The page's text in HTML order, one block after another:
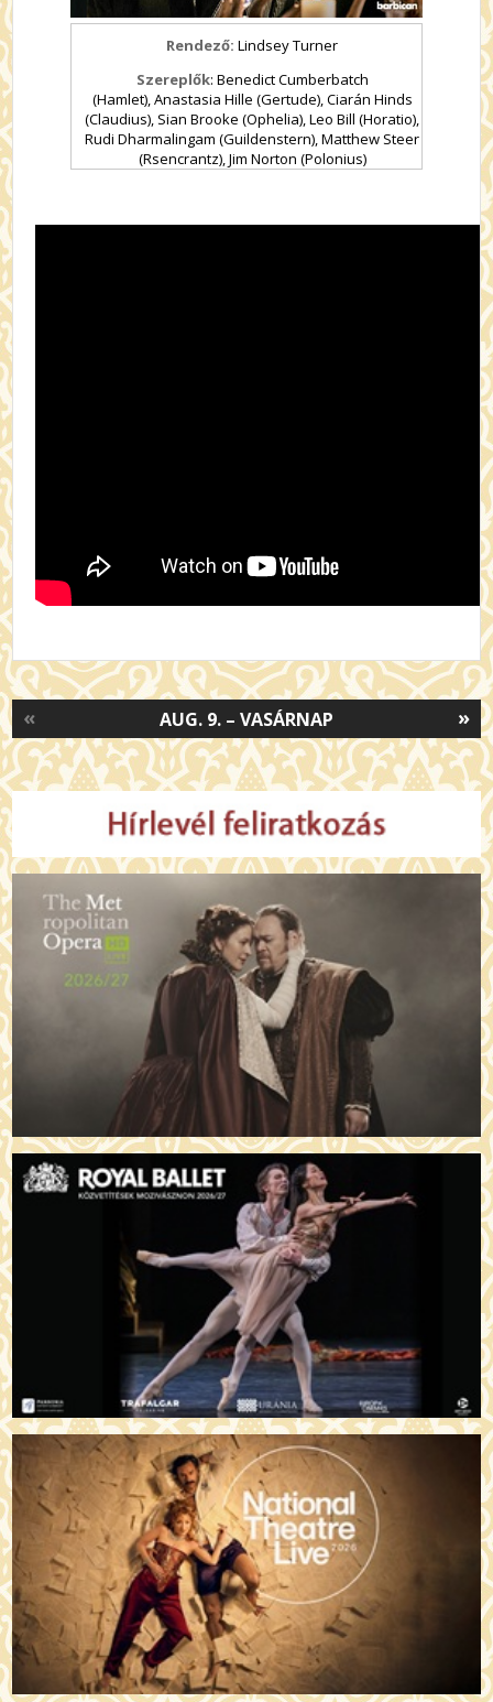
Rendező: Lindsey Turner
Szereplők: Benedict Cumberbatch
(Hamlet), Anastasia Hille (Gertude), Ciarán Hinds
(Claudius), Sian Brooke (Ophelia), Leo Bill (Horatio),
Rudi Dharmalingam (Guildenstern), Matthew Steer
(Rsencrantz), Jim Norton (Polonius)
»
AUG. 9. – VASÁRNAP
«